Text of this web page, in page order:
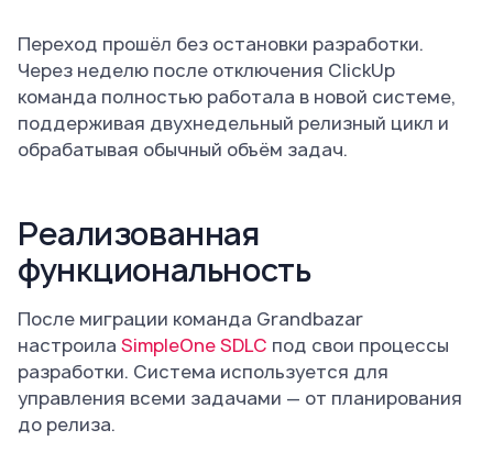
Переход прошёл без остановки разработки.
Через неделю после отключения ClickUp
команда полностью работала в новой системе,
поддерживая двухнедельный релизный цикл и
обрабатывая обычный объём задач.
Реализованная
функциональность
После миграции команда Grandbazar
настроила SimpleOne SDLC под свои процессы
разработки. Система используется для
управления всеми задачами — от планирования
до релиза.